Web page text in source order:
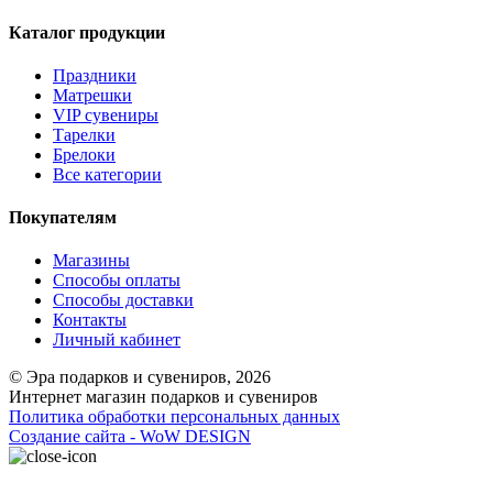
Каталог продукции
Праздники
Матрешки
VIP сувениры
Тарелки
Брелоки
Все категории
Покупателям
Магазины
Способы оплаты
Способы доставки
Контакты
Личный кабинет
© Эра подарков и сувениров, 2026
Интернет магазин подарков и сувениров
Политика обработки персональных данных
Создание сайта - WoW DESIGN